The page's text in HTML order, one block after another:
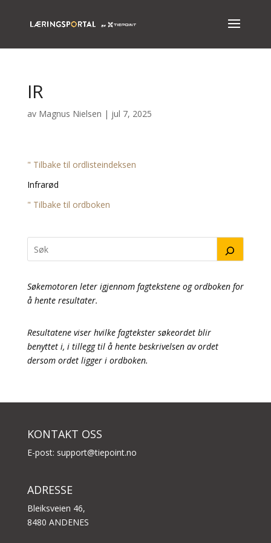
IR
av Magnus Nielsen | jul 7, 2025
" Tilbake til ordlisteindeksen
Infrarød
" Tilbake til ordboken
Søkemotoren leter igjennom fagtekstene og ordboken for
å hente resultater.
Resultatene viser hvilke fagtekster søkeordet blir
benyttet i, i tillegg til å hente beskrivelsen av ordet
dersom ordet ligger i ordboken.
KONTAKT OSS
E-post: support@tiepoint.no
ADRESSE
Bleiksveien 46,
8480 ANDENES